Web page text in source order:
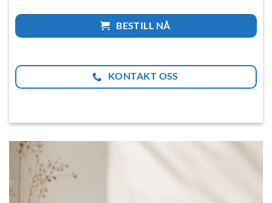
BESTILL NÅ
KONTAKT OSS